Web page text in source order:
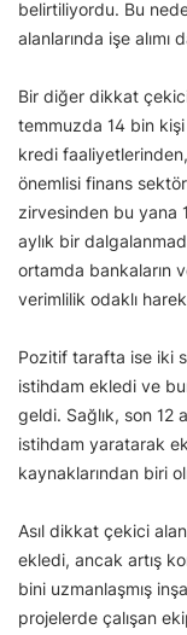
belirtiliyordu. Bu
alanlarında işe alımı
Bir diğer dikkat
temmuzda 14 bin
kredi
önemlisi finans
zirvesinden bu yana
aylık bir
ortamda bankaların
verimlilik odaklı
Pozitif tarafta ise iki
istihdam ekledi ve
geldi. Sağlık, son
istihdam yaratarak
kaynaklarından biri
Asıl dikkat çekici
ekledi, ancak artış
bini uzmanlaşmış
projelerde çalışan